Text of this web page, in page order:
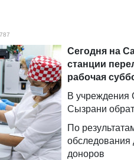
Сегодня на
станции
рабочая
В учреждения
Сызрани
По
доноров